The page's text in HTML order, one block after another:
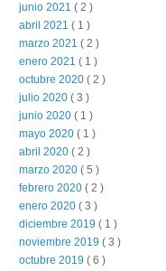
junio 2021 ( 2 )
abril 2021 ( 1 )
marzo 2021 ( 2 )
enero 2021 ( 1 )
octubre 2020 ( 2 )
julio 2020 ( 3 )
junio 2020 ( 1 )
mayo 2020 ( 1 )
abril 2020 ( 2 )
marzo 2020 ( 5 )
febrero 2020 ( 2 )
enero 2020 ( 3 )
diciembre 2019 ( 1 )
noviembre 2019 ( 3 )
octubre 2019 ( 6 )